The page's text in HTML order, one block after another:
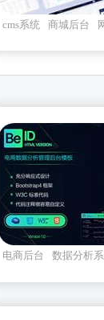
cms系统 商城后台
电商后台 数据分析